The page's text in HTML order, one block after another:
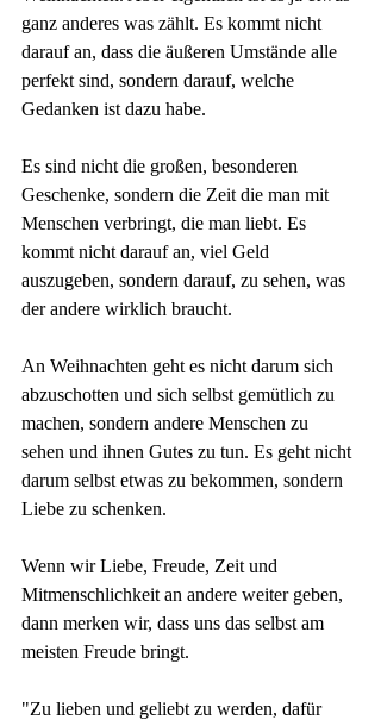
ganz anderes was zählt. Es kommt nicht
darauf an, dass die äußeren Umstände alle
perfekt sind, sondern darauf, welche
Gedanken ist dazu habe.
Es sind nicht die großen, besonderen
Geschenke, sondern die Zeit die man mit
Menschen verbringt, die man liebt. Es
kommt nicht darauf an, viel Geld
auszugeben, sondern darauf, zu sehen, was
der andere wirklich braucht.
An Weihnachten geht es nicht darum sich
abzuschotten und sich selbst gemütlich zu
machen, sondern andere Menschen zu
sehen und ihnen Gutes zu tun. Es geht nicht
darum selbst etwas zu bekommen, sondern
Liebe zu schenken.
Wenn wir Liebe, Freude, Zeit und
Mitmenschlichkeit an andere weiter geben,
dann merken wir, dass uns das selbst am
meisten Freude bringt.
"Zu lieben und geliebt zu werden, dafür